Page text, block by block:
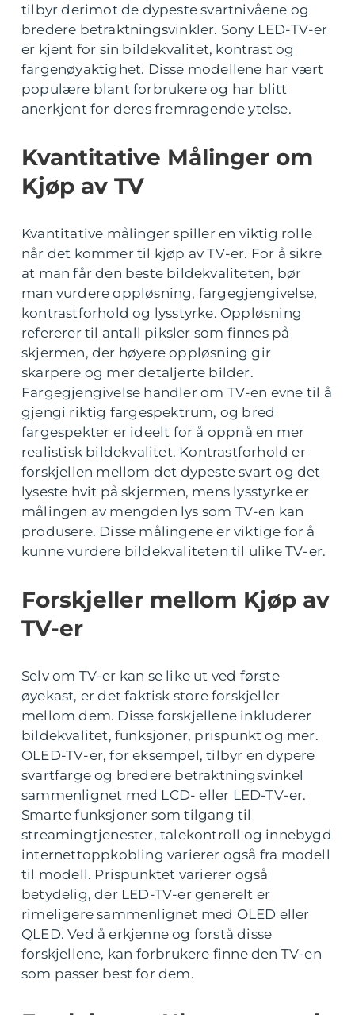
tilbyr derimot de dypeste svartnivåene og
bredere betraktningsvinkler. Sony LED-TV-er
er kjent for sin bildekvalitet, kontrast og
fargenøyaktighet. Disse modellene har vært
populære blant forbrukere og har blitt
anerkjent for deres fremragende ytelse.
Kvantitative Målinger om
Kjøp av TV
Kvantitative målinger spiller en viktig rolle
når det kommer til kjøp av TV-er. For å sikre
at man får den beste bildekvaliteten, bør
man vurdere oppløsning, fargegjengivelse,
kontrastforhold og lysstyrke. Oppløsning
refererer til antall piksler som finnes på
skjermen, der høyere oppløsning gir
skarpere og mer detaljerte bilder.
Fargegjengivelse handler om TV-en evne til å
gjengi riktig fargespektrum, og bred
fargespekter er ideelt for å oppnå en mer
realistisk bildekvalitet. Kontrastforhold er
forskjellen mellom det dypeste svart og det
lyseste hvit på skjermen, mens lysstyrke er
målingen av mengden lys som TV-en kan
produsere. Disse målingene er viktige for å
kunne vurdere bildekvaliteten til ulike TV-er.
Forskjeller mellom Kjøp av
TV-er
Selv om TV-er kan se like ut ved første
øyekast, er det faktisk store forskjeller
mellom dem. Disse forskjellene inkluderer
bildekvalitet, funksjoner, prispunkt og mer.
OLED-TV-er, for eksempel, tilbyr en dypere
svartfarge og bredere betraktningsvinkel
sammenlignet med LCD- eller LED-TV-er.
Smarte funksjoner som tilgang til
streamingtjenester, talekontroll og innebygd
internettoppkobling varierer også fra modell
til modell. Prispunktet varierer også
betydelig, der LED-TV-er generelt er
rimeligere sammenlignet med OLED eller
QLED. Ved å erkjenne og forstå disse
forskjellene, kan forbrukere finne den TV-en
som passer best for dem.